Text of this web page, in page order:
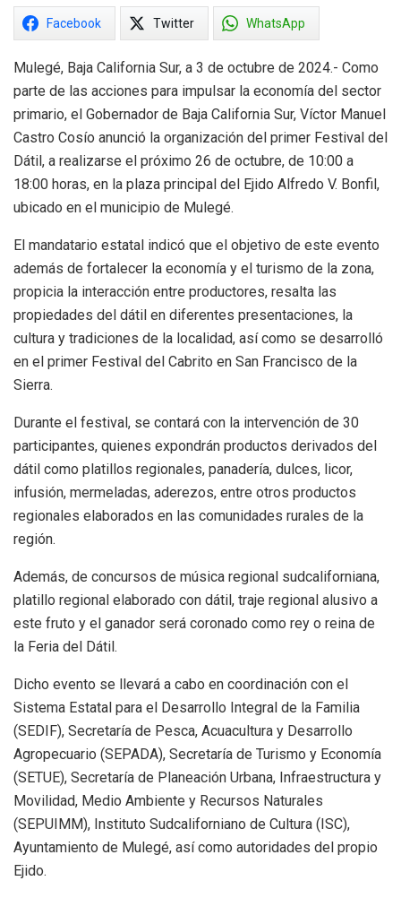
Facebook Twitter WhatsApp
Mulegé, Baja California Sur, a 3 de octubre de 2024.- Como
parte de las acciones para impulsar la economía del sector
primario, el Gobernador de Baja California Sur, Víctor Manuel
Castro Cosío anunció la organización del primer Festival del
Dátil, a realizarse el próximo 26 de octubre, de 10:00 a
18:00 horas, en la plaza principal del Ejido Alfredo V. Bonfil,
ubicado en el municipio de Mulegé.
El mandatario estatal indicó que el objetivo de este evento
además de fortalecer la economía y el turismo de la zona,
propicia la interacción entre productores, resalta las
propiedades del dátil en diferentes presentaciones, la
cultura y tradiciones de la localidad, así como se desarrolló
en el primer Festival del Cabrito en San Francisco de la
Sierra.
Durante el festival, se contará con la intervención de 30
participantes, quienes expondrán productos derivados del
dátil como platillos regionales, panadería, dulces, licor,
infusión, mermeladas, aderezos, entre otros productos
regionales elaborados en las comunidades rurales de la
región.
Además, de concursos de música regional sudcaliforniana,
platillo regional elaborado con dátil, traje regional alusivo a
este fruto y el ganador será coronado como rey o reina de
la Feria del Dátil.
Dicho evento se llevará a cabo en coordinación con el
Sistema Estatal para el Desarrollo Integral de la Familia
(SEDIF), Secretaría de Pesca, Acuacultura y Desarrollo
Agropecuario (SEPADA), Secretaría de Turismo y Economía
(SETUE), Secretaría de Planeación Urbana, Infraestructura y
Movilidad, Medio Ambiente y Recursos Naturales
(SEPUIMM), Instituto Sudcaliforniano de Cultura (ISC),
Ayuntamiento de Mulegé, así como autoridades del propio
Ejido.